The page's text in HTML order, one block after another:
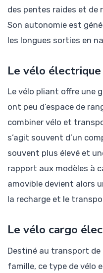
des pentes raides et de
Son autonomie est
les longues sorties en
Le vélo
Le vélo pliant offre une
ont peu d’espace de
combiner vélo et
s’agit souvent d’un
souvent plus élevé et
rapport aux modèles à
amovible devient alors
la recharge et le
Le vélo cargo
Destiné au transport de
famille, ce type de vélo